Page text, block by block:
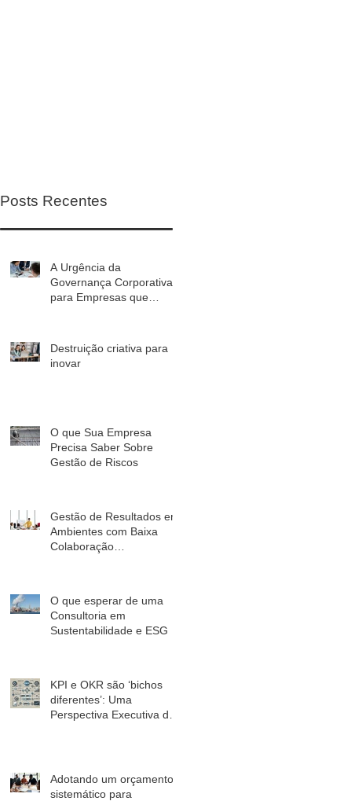
Posts Recentes
A Urgência da
Governança Corporativa
para Empresas que
Destruição criativa para
inovar
O que Sua Empresa
Precisa Saber Sobre
Gestão de Riscos
Gestão de Resultados em
Ambientes com Baixa
Colaboração
O que esperar de uma
Consultoria em
Sustentabilidade e ESG
KPI e OKR são ‘bichos
diferentes’: Uma
Perspectiva Executiva de
Adotando um orçamento
sistemático para